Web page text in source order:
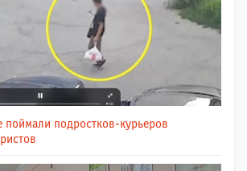
поймали подростков-курьеров